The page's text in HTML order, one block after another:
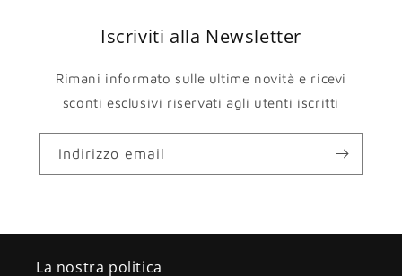
Iscriviti alla Newsletter
Rimani informato sulle ultime novità e ricevi
sconti esclusivi riservati agli utenti iscritti
Indirizzo email
La nostra politica